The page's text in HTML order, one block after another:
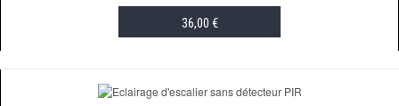
36,00 €